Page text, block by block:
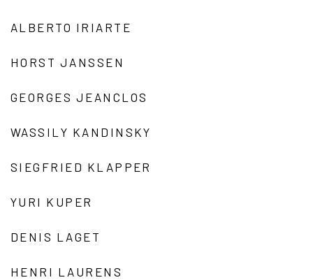
ALBERTO IRIARTE
HORST JANSSEN
GEORGES JEANCLOS
WASSILY KANDINSKY
SIEGFRIED KLAPPER
YURI KUPER
DENIS LAGET
HENRI LAURENS